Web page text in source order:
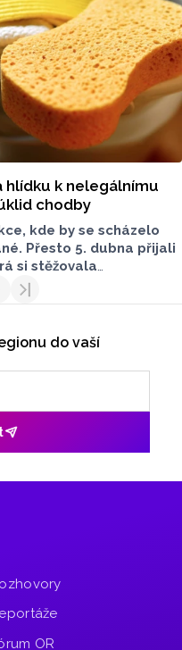
hlídku k nelegálnímu
chodby
kde by se scházelo
Přesto 5. dubna přijali
si stěžovala
že z ubytovny
do vaší
OR